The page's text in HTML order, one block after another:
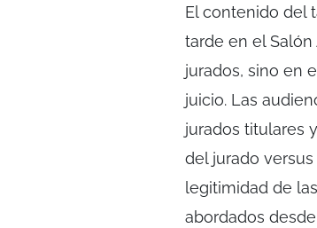
El contenido del
tarde en el Salón
jurados, sino en
juicio. Las
jurados titulares
del jurado
legitimidad de
abordados